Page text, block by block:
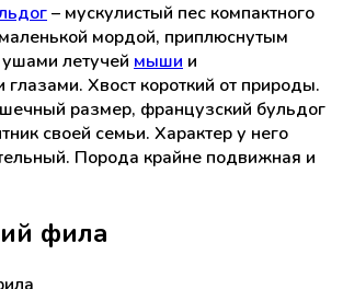
– мускулистый пес компактного
мордой, приплюснутым
летучей мыши и
Хвост короткий от природы.
размер, французский бульдог
своей семьи. Характер у него
Порода крайне подвижная и
фила